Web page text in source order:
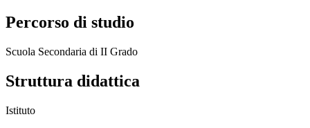
Percorso di studio
Scuola Secondaria di II Grado
Struttura didattica
Istituto